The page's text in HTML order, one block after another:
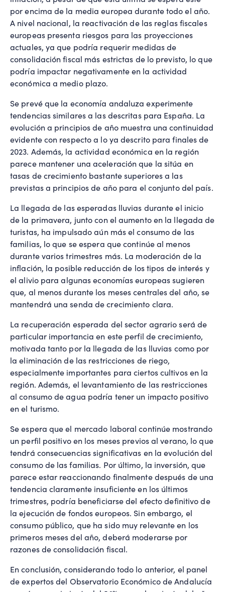
por encima de la media europea durante todo el año.
A nivel nacional, la reactivación de las reglas fiscales
europeas presenta riesgos para las proyecciones
actuales, ya que podría requerir medidas de
consolidación fiscal más estrictas de lo previsto, lo que
podría impactar negativamente en la actividad
económica a medio plazo.
Se prevé que la economía andaluza experimente
tendencias similares a las descritas para España. La
evolución a principios de año muestra una continuidad
evidente con respecto a lo ya descrito para finales de
2023. Además, la actividad económica en la región
parece mantener una aceleración que la sitúa en
tasas de crecimiento bastante superiores a las
previstas a principios de año para el conjunto del país.
La llegada de las esperadas lluvias durante el inicio
de la primavera, junto con el aumento en la llegada de
turistas, ha impulsado aún más el consumo de las
familias, lo que se espera que continúe al menos
durante varios trimestres más. La moderación de la
inflación, la posible reducción de los tipos de interés y
el alivio para algunas economías europeas sugieren
que, al menos durante los meses centrales del año, se
mantendrá una senda de crecimiento clara.
La recuperación esperada del sector agrario será de
particular importancia en este perfil de crecimiento,
motivada tanto por la llegada de las lluvias como por
la eliminación de las restricciones de riego,
especialmente importantes para ciertos cultivos en la
región. Además, el levantamiento de las restricciones
al consumo de agua podría tener un impacto positivo
en el turismo.
Se espera que el mercado laboral continúe mostrando
un perfil positivo en los meses previos al verano, lo que
tendrá consecuencias significativas en la evolución del
consumo de las familias. Por último, la inversión, que
parece estar reaccionando finalmente después de una
tendencia claramente insuficiente en los últimos
trimestres, podría beneficiarse del efecto definitivo de
la ejecución de fondos europeos. Sin embargo, el
consumo público, que ha sido muy relevante en los
primeros meses del año, deberá moderarse por
razones de consolidación fiscal.
En conclusión, considerando todo lo anterior, el panel
de expertos del Observatorio Económico de Andalucía